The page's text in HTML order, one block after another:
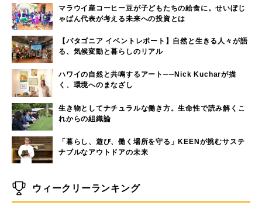
マラウイ産コーヒー豆が子どもたちの給食に。せいぼじ
ゃぱん代表が考える未来への投資とは
【パタゴニア イベントレポート】自然と生きる人々が語
る、気候変動と暮らしのリアル
ハワイの自然と共鳴するアート──Nick Kucharが描
く、環境へのまなざし
生き物としてナチュラルな働き方。生命性で読み解くこ
れからの組織論
「暮らし、遊び、働く場所を守る」KEENが挑むサステ
ナブルなアウトドアの未来
ウィークリーランキング